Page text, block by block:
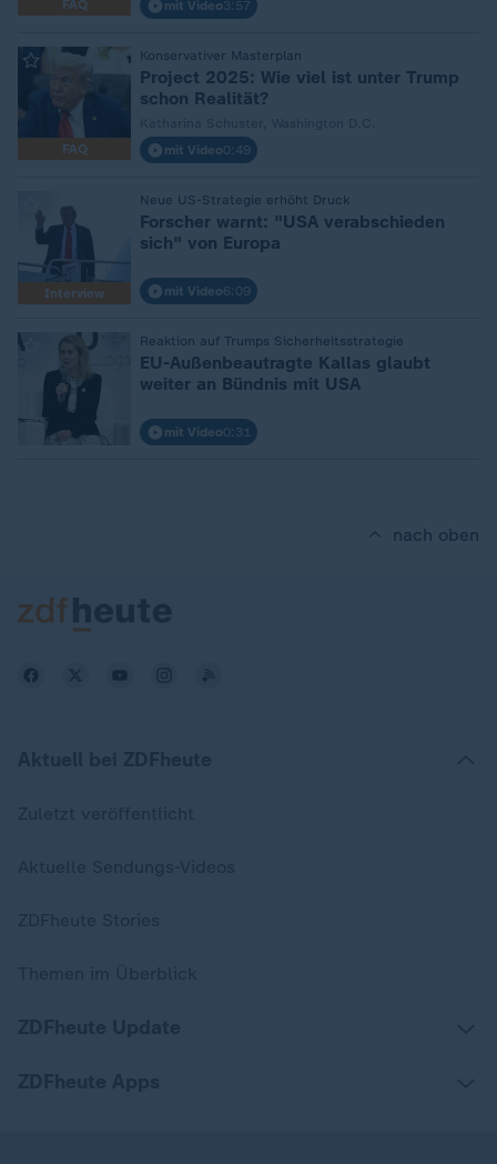
FAQ
mit Video3:57
FAQ
Konservativer Masterplan
Project 2025: Wie viel ist unter Trump
schon Realität?
mit Video0:49
Interview
Neue US-Strategie erhöht Druck
Forscher warnt: "USA verabschieden
sich" von Europa
mit Video6:09
Reaktion auf Trumps Sicherheitsstrategie
EU-Außenbeautragte Kallas glaubt
weiter an Bündnis mit USA
mit Video0:31
nach oben